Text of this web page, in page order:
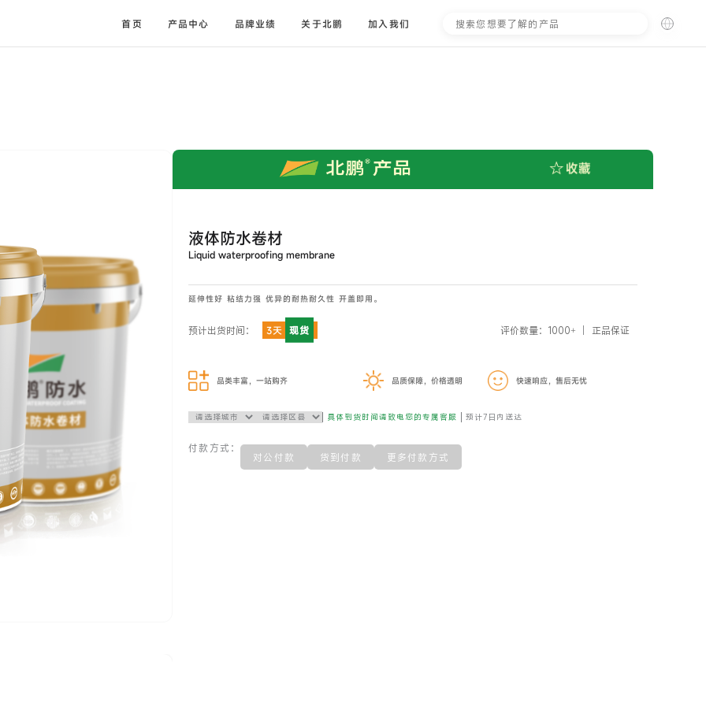
首页 产品中心 品牌业绩 关于北鹏 加入我们
搜
索
液体防水卷材
Liquid waterproofing membrane
延伸性好 粘结力强 优异的耐热耐久性 开盖即用。
预计出货时间： 3天 现货 评价数量：1000+ 正品保证
品类丰富，一站购齐 品质保障，价格透明 快速响应，售后无忧
具体到货时间请致电您的专属客服 预计7日内送达
付款方式：
对公付款 货到付款 更多付款方式